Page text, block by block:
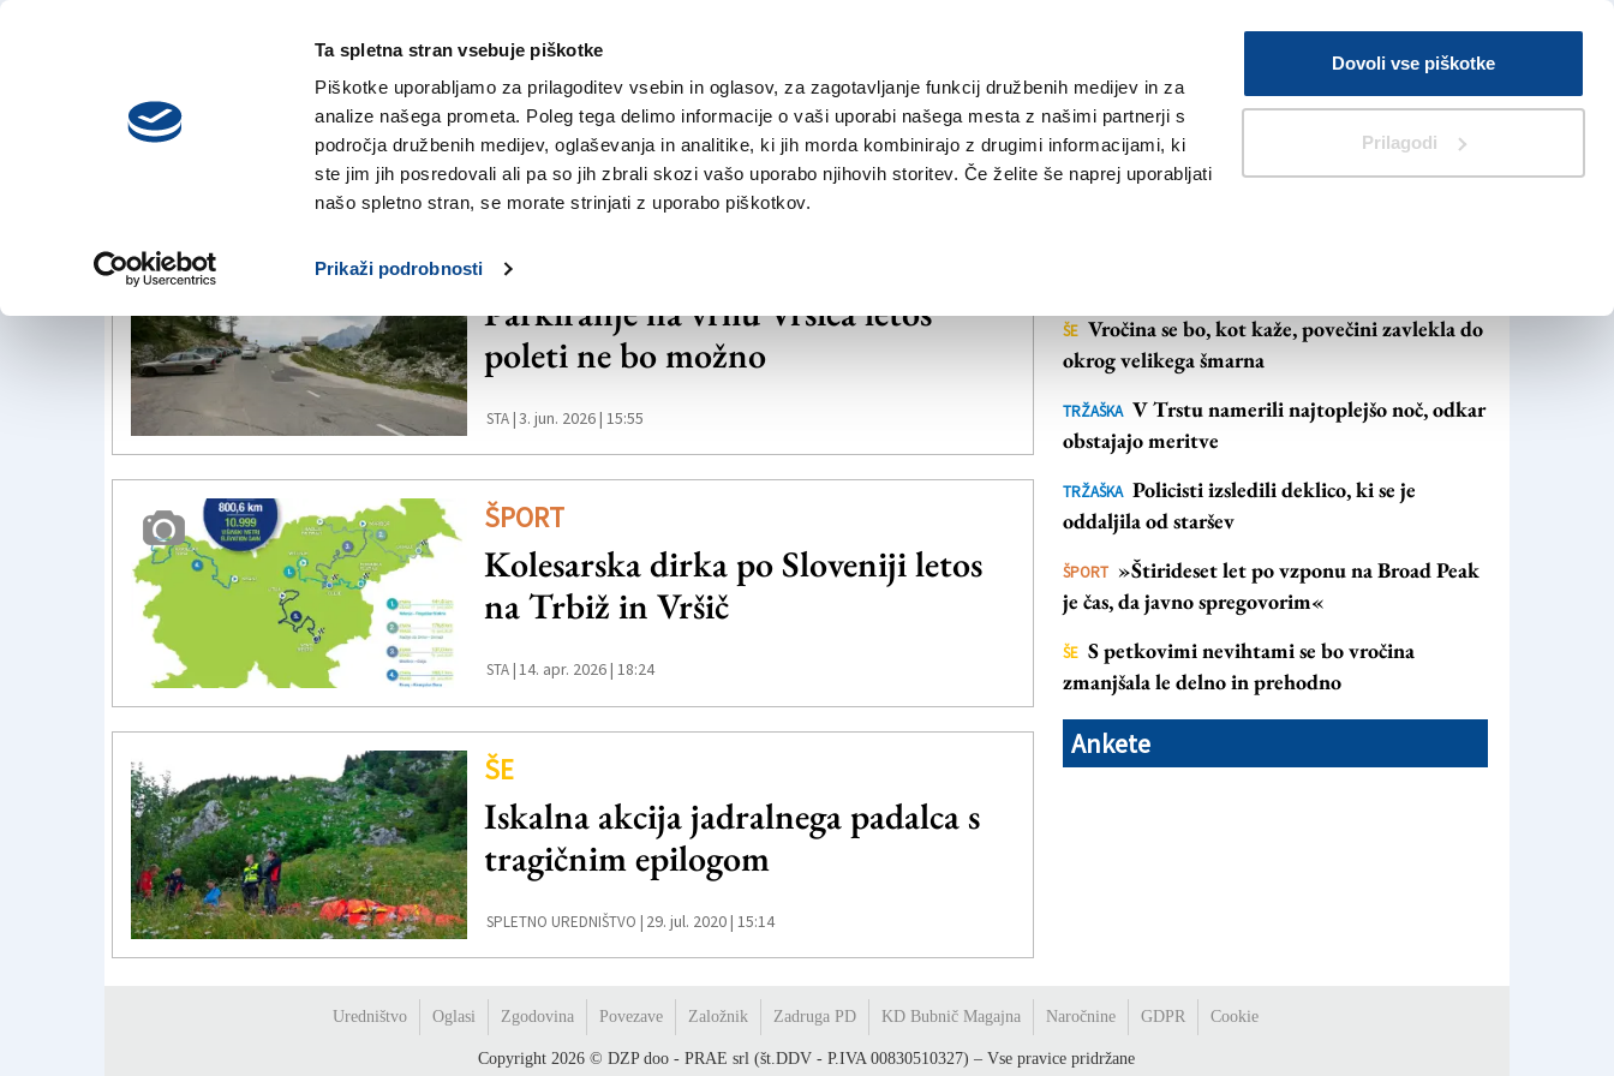
Ta spletna stran vsebuje piškotke
Piškotke uporabljamo za prilagoditev vsebin in oglasov, za zagotavljanje funkcij družbenih medijev in za
analize našega prometa. Poleg tega delimo informacije o vaši uporabi našega mesta z našimi partnerji s
področja družbenih medijev, oglaševanja in analitike, ki jih morda kombinirajo z drugimi informacijami, ki
ste jim jih posredovali ali pa so jih zbrali skozi vašo uporabo njihovih storitev. Če želite še naprej uporabljati
našo spletno stran, se morate strinjati z uporabo piškotkov.
Prikaži podrobnosti
Dovoli vse piškotke
Prilagodi
petek,
7. avgusta 2026
V Kioskih
Iskanje
NOVICE TRŽAŠKA GORIŠKA KULTURA ŠPORT ŠE
ŠE
Parkiranje na vrhu Vršiča letos
poleti ne bo možno
STA | 3. jun. 2026 | 15:55
ŠPORT
Kolesarska dirka po Sloveniji letos
na Trbiž in Vršič
STA | 14. apr. 2026 | 18:24
ŠE
Iskalna akcija jadralnega padalca s
tragičnim epilogom
SPLETNO UREDNIŠTVO | 29. jul. 2020 | 15:14
ŠE Vročina se bo, kot kaže, povečini zavlekla do
okrog velikega šmarna
TRŽAŠKA V Trstu namerili najtoplejšo noč, odkar
obstajajo meritve
TRŽAŠKA Policisti izsledili deklico, ki se je
oddaljila od staršev
ŠPORT »Štirideset let po vzponu na Broad Peak
je čas, da javno spregovorim«
ŠE S petkovimi nevihtami se bo vročina
zmanjšala le delno in prehodno
Ankete
Uredništvo Oglasi Zgodovina Povezave Založnik Zadruga PD KD Bubnič Magajna Naročnine GDPR Cookie
Copyright 2026 © DZP doo - PRAE srl (št.DDV - P.IVA 00830510327) – Vse pravice pridržane